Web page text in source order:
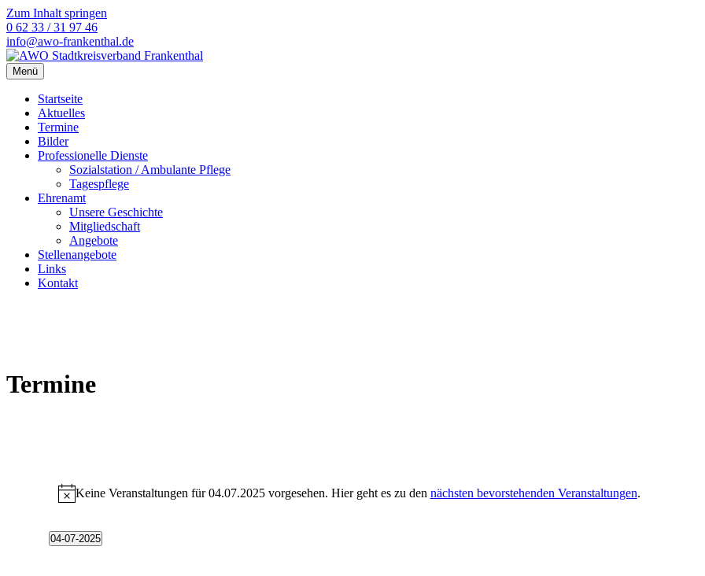
Zum Inhalt springen
0 62 33 / 31 97 46
info@awo-frankenthal.de
Menü
Startseite
Aktuelles
Termine
Bilder
Professionelle Dienste
Sozialstation / Ambulante Pflege
Tagespflege
Ehrenamt
Unsere Geschichte
Mitgliedschaft
Angebote
Stellenangebote
Links
Kontakt
Termine
Keine Veranstaltungen für 04.07.2025 vorgesehen. Hier geht es zu den nächsten bevorstehenden Veranstaltungen.
04-07-2025